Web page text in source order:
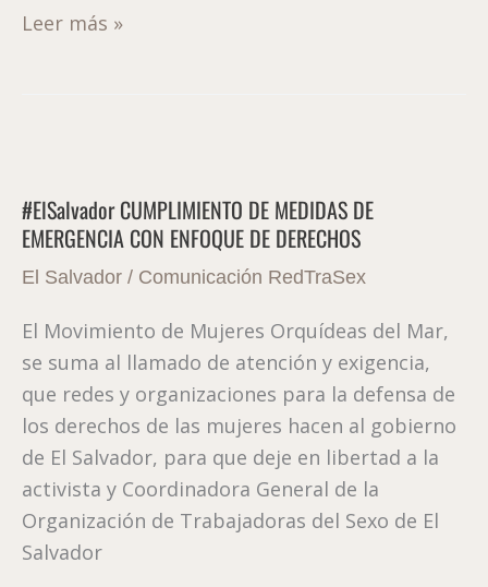
Leer más »
#ElSalvador CUMPLIMIENTO DE MEDIDAS DE
EMERGENCIA CON ENFOQUE DE DERECHOS
El Salvador / Comunicación RedTraSex
El Movimiento de Mujeres Orquídeas del Mar,
se suma al llamado de atención y exigencia,
que redes y organizaciones para la defensa de
los derechos de las mujeres hacen al gobierno
de El Salvador, para que deje en libertad a la
activista y Coordinadora General de la
Organización de Trabajadoras del Sexo de El
Salvador
DE
MEDIDAS
DE
CON
ENFOQUE
DE
DERECHOS